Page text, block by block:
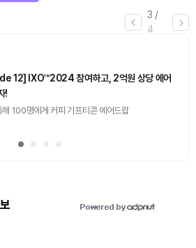
3 /
4
12] IXO™2024 참여하고, 2억원 상당 에어
!
해 100명에게 커피 기프티콘 에어드랍